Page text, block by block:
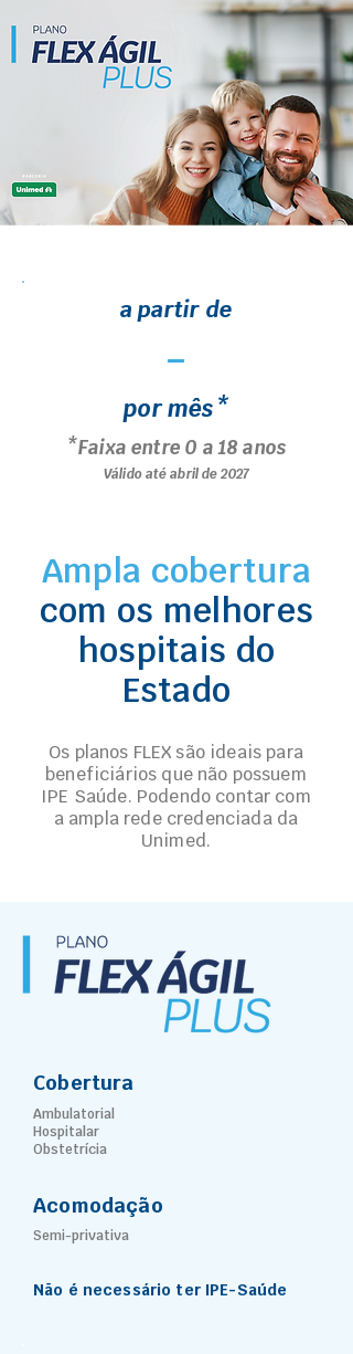
a partir de
-
por mês*
*Faixa entre 0 a 18 anos
Válido até abril de 2027
Ampla cobertura
com os melhores
hospitais do
Estado
Os planos FLEX são ideais para
beneficiários que não possuem
IPE Saúde. Podendo contar com
a ampla rede credenciada da
Unimed.
Cobertura
Ambulatorial
Hospitalar
Obstetrícia
Acomodação
Semi-privativa
Não é necessário ter IPE-Saúde